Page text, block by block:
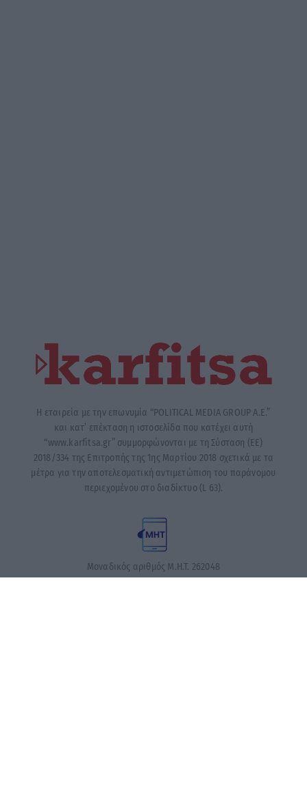
Η εταιρεία με την επωνυμία “POLITICAL MEDIA GROUP A.E.”
και κατ’ επέκταση η ιστοσελίδα που κατέχει αυτή
“www.karfitsa.gr” συμμορφώνονται με τη Σύσταση (ΕΕ)
2018/334 της Επιτροπής της 1ης Μαρτίου 2018 σχετικά με τα
μέτρα για την αποτελεσματική αντιμετώπιση του παράνομου
περιεχομένου στο διαδίκτυο (L 63).
Μοναδικός αριθμός Μ.Η.Τ. 262048